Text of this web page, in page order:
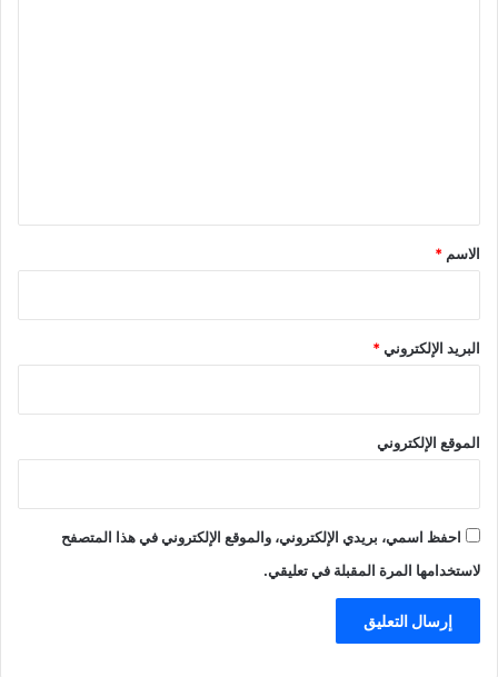
*
الاسم *
البريد الإلكتروني*
الموقع الإلكتروني
احفظ اسمي، بريدي الإلكتروني، والموقع الإلكتروني في هذا المتصفح
لاستخدامها المرة المقبلة في تعليقي.